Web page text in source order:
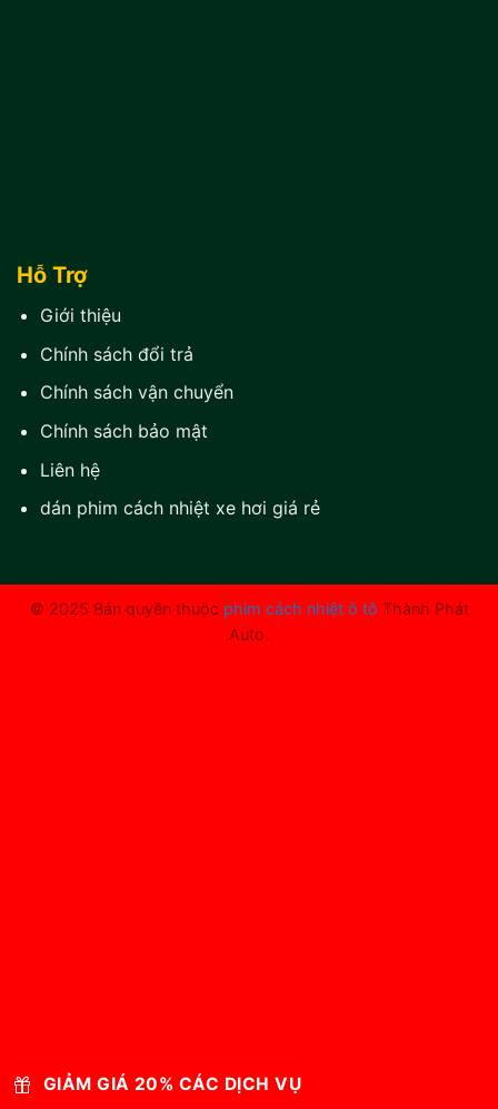
Hỗ Trợ
Giới thiệu
Chính sách đổi trả
Chính sách vận chuyển
Chính sách bảo mật
Liên hệ
dán phim cách nhiệt xe hơi giá rẻ
GIẢM GIÁ 20% CÁC DỊCH VỤ
© 2025 Bản quyền thuộc phim cách nhiệt ô tô Thành Phát
Auto.